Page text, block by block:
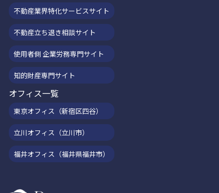
不動産業界特化サービスサイト
不動産立ち退き相談サイト
使用者側 企業労務専門サイト
知的財産専門サイト
オフィス一覧
東京オフィス（新宿区四谷）
立川オフィス（立川市）
福井オフィス（福井県福井市）